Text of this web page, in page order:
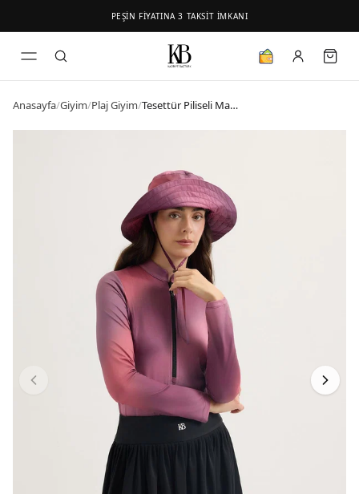
PEŞİN FİYATINA 3 TAKSİT İMKANI
Anasayfa/Giyim/Plaj Giyim/ Tesettür Piliseli Mayo Etek Siyah